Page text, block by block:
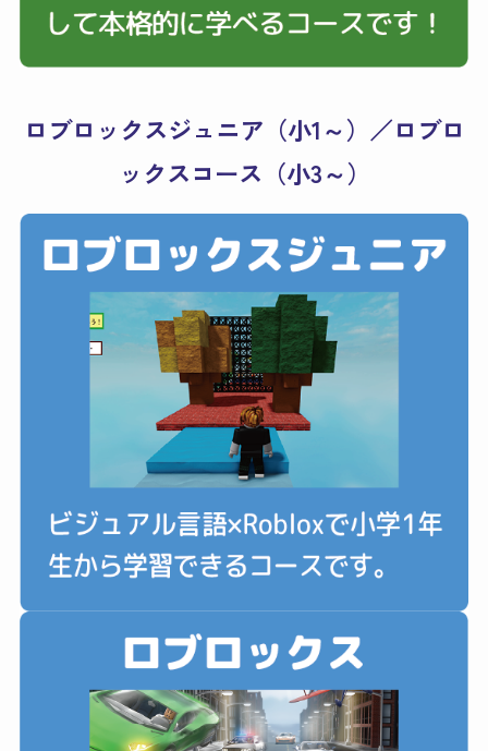
ロブロックスジュニア（小1～）／ロブロ
ックスコース（小3～）